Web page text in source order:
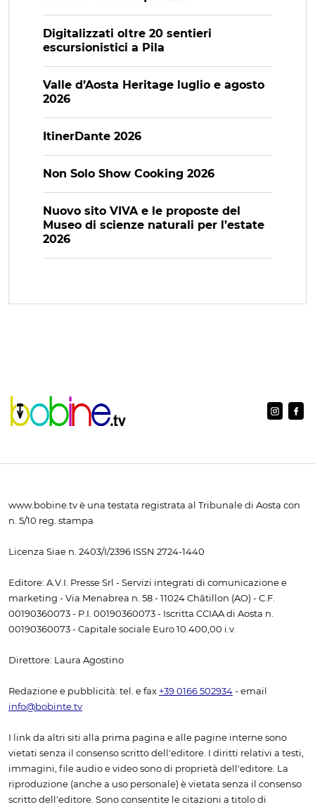
Digitalizzati oltre 20 sentieri
escursionistici a Pila
Valle d’Aosta Heritage luglio e agosto
2026
ItinerDante 2026
Non Solo Show Cooking 2026
Nuovo sito VIVA e le proposte del
Museo di scienze naturali per l’estate
2026
www.bobine.tv è una testata registrata al Tribunale di Aosta con
n. 5/10 reg. stampa
Licenza Siae n. 2403/I/2396 ISSN 2724-1440
Editore: A.V.I. Presse Srl - Servizi integrati di comunicazione e
marketing - Via Menabrea n. 58 - 11024 Châtillon (AO) - C.F.
00190360073 - P.I. 00190360073 - Iscritta CCIAA di Aosta n.
00190360073 - Capitale sociale Euro 10.400,00 i.v.
Direttore: Laura Agostino
Redazione e pubblicità: tel. e fax +39 0166 502934 - email
info@bobinte.tv
I link da altri siti alla prima pagina e alle pagine interne sono
vietati senza il consenso scritto dell'editore. I diritti relativi a testi,
immagini, file audio e video sono di proprietà dell'editore. La
riproduzione (anche a uso personale) è vietata senza il consenso
scritto dell'editore. Sono consentite le citazioni a titolo di